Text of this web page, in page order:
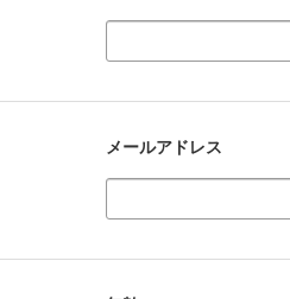
メールアドレス